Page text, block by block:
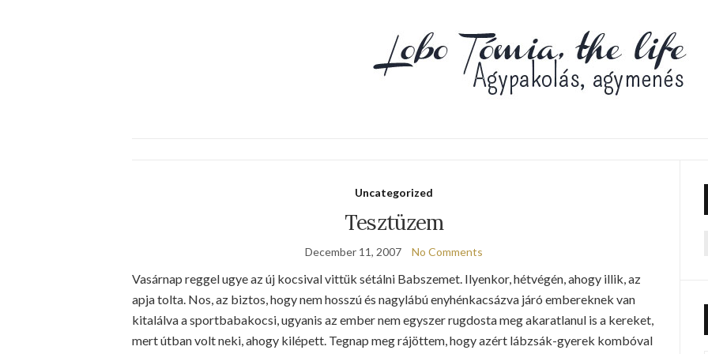
Uncategorized
Tesztüzem
December 11, 2007 No Comments
Vasárnap reggel ugye az új kocsival vittük sétálni Babszemet. Ilyenkor, hétvégén, ahogy illik, az
apja tolta. Nos, az biztos, hogy nem hosszú és nagylábú enyhénkacsázva járó embereknek van
kitalálva a sportbabakocsi, ugyanis az ember nem egyszer rugdosta meg akaratlanul is a kereket,
mert útban volt neki, ahogy kilépett. Tegnap meg rájöttem, hogy azért lábzsák-gyerek kombóval